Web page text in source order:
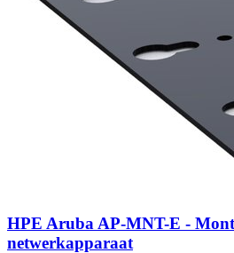
HPE Aruba AP-MNT-E -
netwerkapparaat